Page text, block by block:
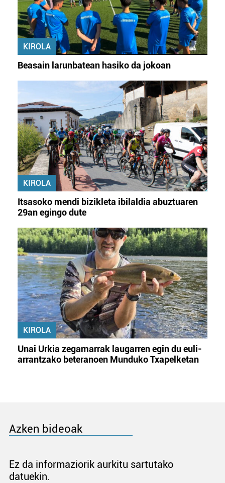
KIROLA
Beasain larunbatean hasiko da jokoan
KIROLA
Itsasoko mendi bizikleta ibilaldia abuztuaren
29an egingo dute
KIROLA
Unai Urkia zegamarrak laugarren egin du euli-
arrantzako beteranoen Munduko Txapelketan
Azken bideoak
Ez da informaziorik aurkitu sartutako
datuekin.